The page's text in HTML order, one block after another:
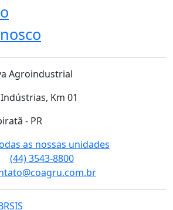
Agroindustrial
Km 01
- PR
as nossas unidades
(44) 3543-8800